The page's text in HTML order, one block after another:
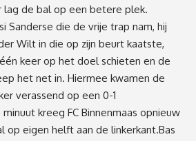
lag de bal op een betere plek.
Sanderse die de vrije trap nam, hij
Wilt in die op zijn beurt kaatste,
keer op het doel schieten en de
het net in. Hiermee kwamen de
verassend op een 0-1
kreeg FC Binnenmaas opnieuw
op eigen helft aan de linkerkant.Bas